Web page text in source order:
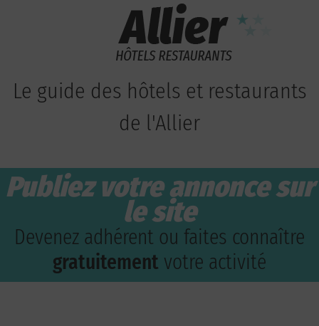
Le guide des hôtels et restaurants
de l'Allier
Publiez votre annonce sur
le site
Devenez adhérent ou faites connaître
gratuitement votre activité